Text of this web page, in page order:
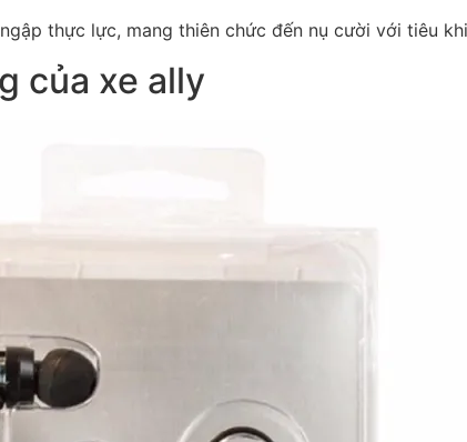
thực lực, mang thiên chức đến nụ cười với tiêu
của xe ally